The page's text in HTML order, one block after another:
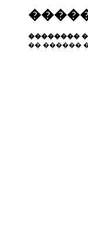
��������
�� ������